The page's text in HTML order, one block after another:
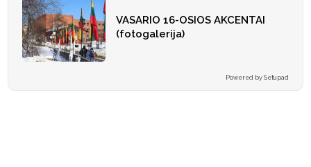
VASARIO 16-OSIOS AKCENTAI
(fotogalerija)
Powered by Setupad